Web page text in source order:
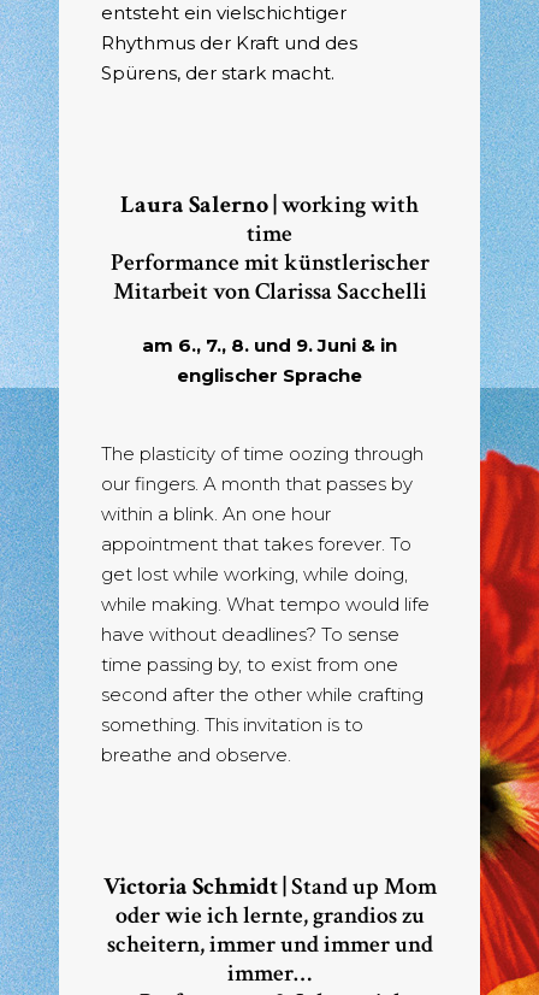
entsteht ein vielschichtiger
Rhythmus der Kraft und des
Spürens, der stark macht.
Laura Salerno |working with
time
Performance mit künstlerischer
Mitarbeit von Clarissa Sacchelli
am 6., 7., 8. und 9. Juni & in
englischer Sprache
The plasticity of time oozing through
our fingers. A month that passes by
within a blink. An one hour
appointment that takes forever. To
get lost while working, while doing,
while making. What tempo would life
have without deadlines? To sense
time passing by, to exist from one
second after the other while crafting
something. This invitation is to
breathe and observe.
Victoria Schmidt |Stand up Mom
oder wie ich lernte, grandios zu
scheitern, immer und immer und
immer…